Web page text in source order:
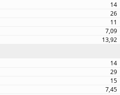
14
26
11
7,09
13,92
14
29
15
7,45